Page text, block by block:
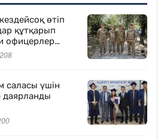
өтіп
құтқарып
офицерлер
саласы үшін
даярланды